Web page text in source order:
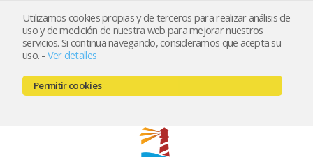
Utilizamos cookies propias y de terceros para realizar análisis de
uso y de medición de nuestra web para mejorar nuestros
servicios. Si continua navegando, consideramos que acepta su
uso. - Ver detalles
Permitir cookies
Registrarse Mi cuenta
666521122 // 654999333